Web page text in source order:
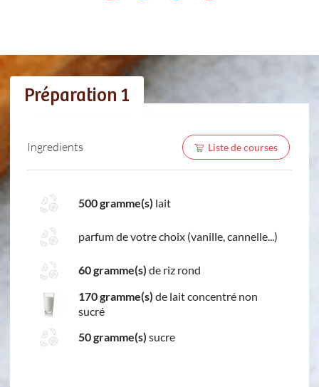
Préparation 1
Ingredients Liste de courses
500 gramme(s) lait
parfum de votre choix (vanille, cannelle...)
60 gramme(s) de riz rond
170 gramme(s) de lait concentré non
sucré
50 gramme(s) sucre